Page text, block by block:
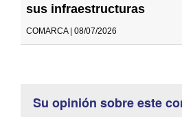
sus infraestructuras
COMARCA | 08/07/2026
Su opinión sobre este